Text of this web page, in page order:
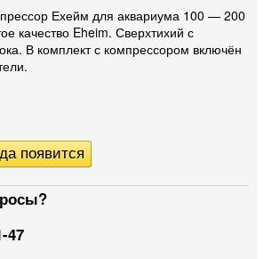
Ехейм для аквариума 100 — 200
качество Eheim. Сверхтихий с
В комплект с компрессором включён
47